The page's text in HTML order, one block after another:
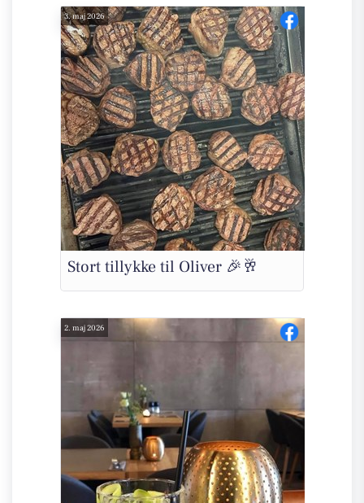
3. maj 2026
Stort tillykke til Oliver 🎉🥂
2. maj 2026